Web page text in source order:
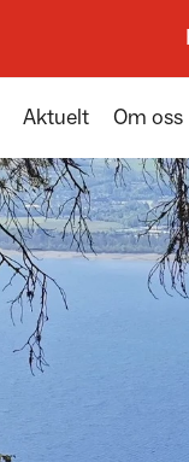
Aktuelt Om oss